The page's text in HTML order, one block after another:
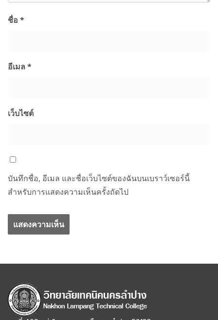
ชื่อ *
อีเมล *
เว็บไซต์
บันทึกชื่อ, อีเมล และชื่อเว็บไซต์ของฉันบนเบราว์เซอร์นี้
สำหรับการแสดงความเห็นครั้งถัดไป